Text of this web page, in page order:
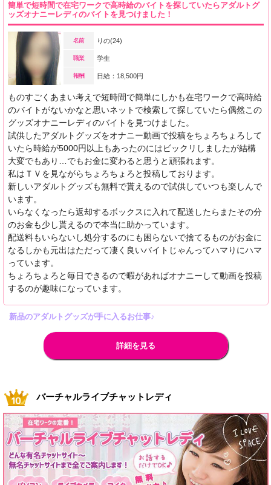
簡単で短時間で在宅ワークで高時給のバイトを探していたらアダルトグ
ッズオナニーレディのバイトを見つけました！
名前 りの(24)
職業 学生
報酬 日給：18,500円
ものすごくあまい考えで短時間で簡単にしかも在宅ワークで高時給
のバイトがないかなと思いネットで検索して探していたら偶然この
グッズオナニーレディのバイトを見つけました。
試供したアダルトグッズをオナニー動画で投稿をちょろちょろして
いたら時給が5000円以上もあったのにはビックリしましたが結構
大変でもあり…でもお金に変わると思うと頑張れます。
私はＴＶを見ながらちょろちょろと投稿しております。
新しいアダルトグッズも無料で貰えるので試供していつも楽しんで
います。
いらなくなったら返却するボックスに入れて配送したらまたその分
のお金も少し貰えるので本当に助かっています。
配送料もいらないし処分するのにも困らないで捨てるものがお金に
なるしかも元出はただって凄く良いバイトじゃんってハマりにハマ
っています。
ちょろちょろと毎日できるので暇があればオナニーして動画を投稿
するのが趣味になっています。
新品のアダルトグッズが手に入るお仕事♪
詳細を見る
バーチャルライブチャットレディ